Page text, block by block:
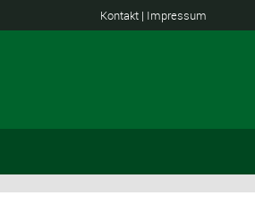
Kontakt | Impressum